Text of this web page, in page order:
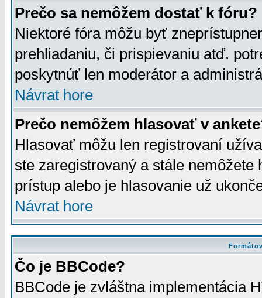
Prečo sa nemôžem dostať k fóru?
Niektoré fóra môžu byť
prehliadaniu, či prispievaniu atď.
poskytnúť len moderátor a
Návrat hore
Prečo nemôžem hlasovať v
Hlasovať môžu len registrovaní
ste zaregistrovaný a stále
prístup alebo je hlasovanie už
Návrat hore
Čo je BBCode?
BBCode je zvláštna implementácia